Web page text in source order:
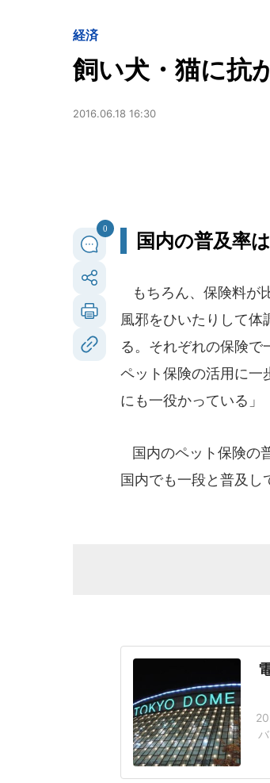
経済
飼い犬・猫に抗
2016.06.18 16:30
0
国内の普及率
もちろん、保険料が
風邪をひいたりして体
る。それぞれの保険
ペット保険の活用に一
にも一役かっている」
国内のペット保険の
国内でも一段と普及し